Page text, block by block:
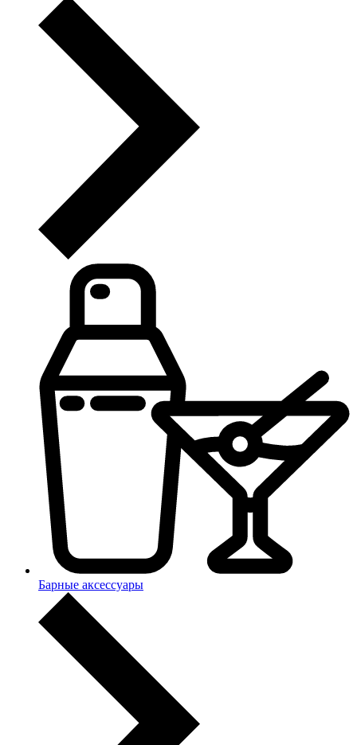
Барные аксессуары